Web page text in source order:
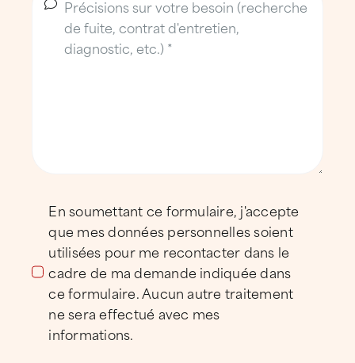
proximité au service du bassin
burgien
Elle est dirigée par un gérant entouré de
professionnels expérimentés, reconnus pour
leur expertise technique en couverture,
zinguerie et étanchéité.
Nos clients
En soumettant ce formulaire, j'accepte
que mes données personnelles soient
utilisées pour me recontacter dans le
cadre de ma demande indiquée dans
ce formulaire. Aucun autre traitement
ne sera effectué avec mes
informations.